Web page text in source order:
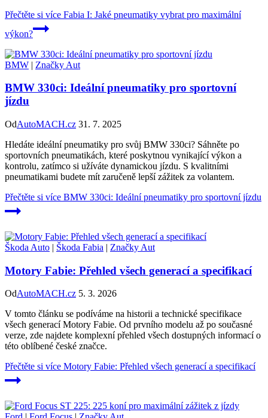
Přečtěte si více Fabia I: Jaké pneumatiky vybrat pro maximální
výkon?
BMW | Značky Aut
BMW 330ci: Ideální pneumatiky pro sportovní
jízdu
OdAutoMACH.cz 31. 7. 2025
Hledáte ideální pneumatiky pro svůj BMW 330ci? Sáhněte po
sportovních pneumatikách, které poskytnou vynikající výkon a
kontrolu, zatímco si užíváte dynamickou jízdu. S kvalitními
pneumatikami budete mít zaručeně lepší zážitek za volantem.
Přečtěte si více BMW 330ci: Ideální pneumatiky pro sportovní jízdu
Škoda Auto | Škoda Fabia | Značky Aut
Motory Fabie: Přehled všech generací a specifikací
OdAutoMACH.cz 5. 3. 2026
V tomto článku se podíváme na historii a technické specifikace
všech generací Motory Fabie. Od prvního modelu až po současné
verze, zde najdete komplexní přehled všech dostupných informací o
této oblíbené české značce.
Přečtěte si více Motory Fabie: Přehled všech generací a specifikací